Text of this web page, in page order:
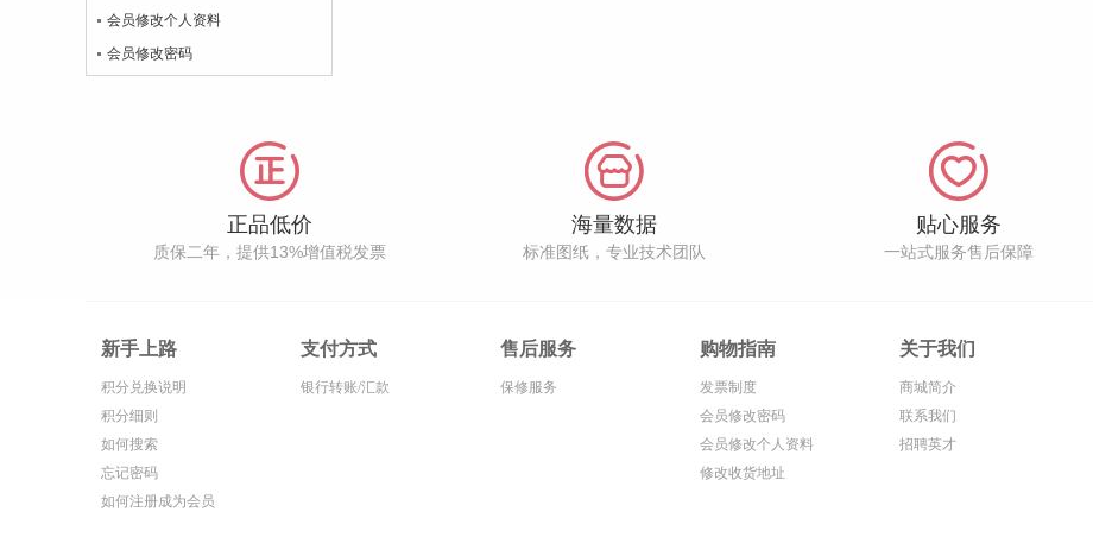
会员修改个人资料
会员修改密码
正品低价
质保二年，提供13%增值税发票
海量数据
标准图纸，专业技术团队
贴心服务
一站式服务售后保障
新手上路
积分兑换说明
积分细则
如何搜索
忘记密码
如何注册成为会员
支付方式
银行转账/汇款
售后服务
保修服务
购物指南
发票制度
会员修改密码
会员修改个人资料
修改收货地址
关于我们
商城简介
联系我们
招聘英才